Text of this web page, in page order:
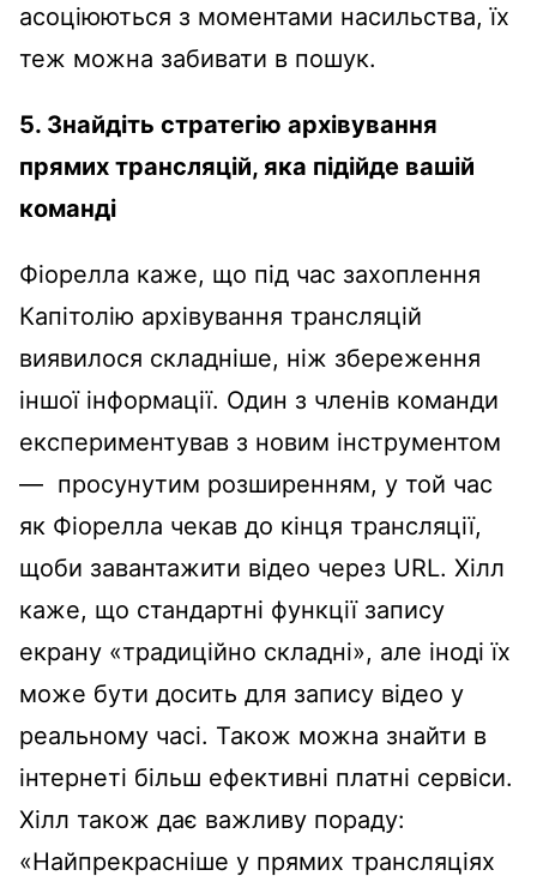
асоціюються з моментами насильства, їх
теж можна забивати в пошук.
5. Знайдіть стратегію архівування
прямих трансляцій, яка підійде вашій
команді
Фіорелла каже, що під час захоплення
Капітолію архівування трансляцій
виявилося складніше, ніж збереження
іншої інформації. Один з членів команди
експериментував з новим інструментом
— просунутим розширенням, у той час
як Фіорелла чекав до кінця трансляції,
щоби завантажити відео через URL. Хілл
каже, що стандартні функції запису
екрану «традиційно складні», але іноді їх
може бути досить для запису відео у
реальному часі. Також можна знайти в
інтернеті більш ефективні платні сервіси.
Хілл також дає важливу пораду:
«Найпрекрасніше у прямих трансляціях